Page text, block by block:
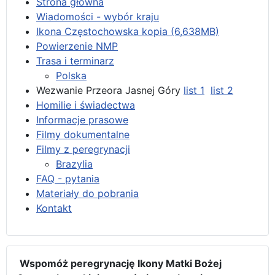
Wiadomości - wybór kraju
Ikona Częstochowska kopia (6,638MB)
Powierzenie NMP
Trasa i terminarz
Polska
Wezwanie Przeora Jasnej Góry list 1 list 2
Homilie i świadectwa
Informacje prasowe
Filmy dokumentalne
Filmy z peregrynacji
Brazylia
FAQ - pytania
Materiały do pobrania
Kontakt
Wspomóż peregrynację Ikony Matki Bożej